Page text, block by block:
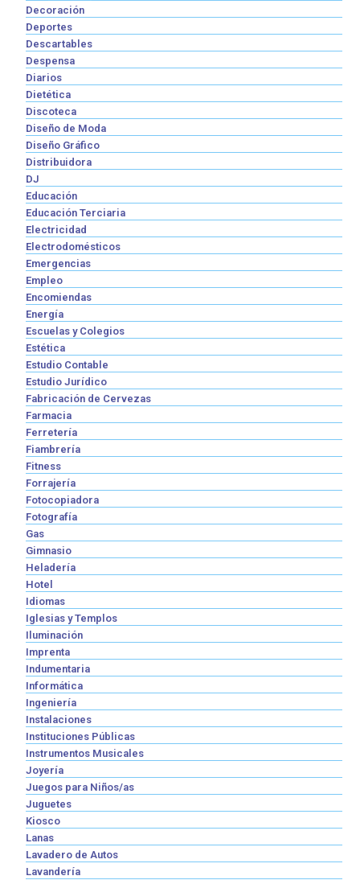
Decoración
Deportes
Descartables
Despensa
Diarios
Dietética
Discoteca
Diseño de Moda
Diseño Gráfico
Distribuidora
DJ
Educación
Educación Terciaria
Electricidad
Electrodomésticos
Emergencias
Empleo
Encomiendas
Energía
Escuelas y Colegios
Estética
Estudio Contable
Estudio Jurídico
Fabricación de Cervezas
Farmacia
Ferretería
Fiambrería
Fitness
Forrajería
Fotocopiadora
Fotografía
Gas
Gimnasio
Heladería
Hotel
Idiomas
Iglesias y Templos
Iluminación
Imprenta
Indumentaria
Informática
Ingeniería
Instalaciones
Instituciones Públicas
Instrumentos Musicales
Joyería
Juegos para Niños/as
Juguetes
Kiosco
Lanas
Lavadero de Autos
Lavandería